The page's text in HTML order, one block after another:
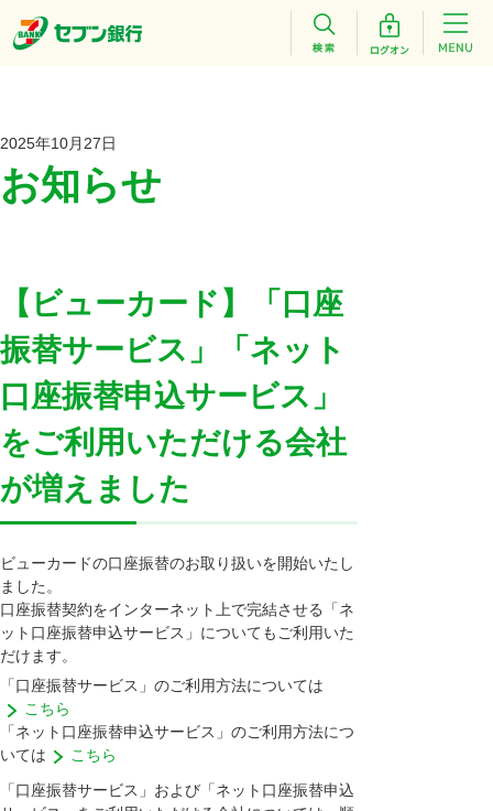
2025年10月27日
お知らせ
【ビューカード】「口座
振替サービス」「ネット
口座振替申込サービス」
をご利用いただける会社
が増えました
ビューカードの口座振替のお取り扱いを開始いたし
ました。
口座振替契約をインターネット上で完結させる「ネ
ット口座振替申込サービス」についてもご利用いた
だけます。
「口座振替サービス」のご利用方法については
こちら
「ネット口座振替申込サービス」のご利用方法につ
いては
こちら
「口座振替サービス」および「ネット口座振替申込